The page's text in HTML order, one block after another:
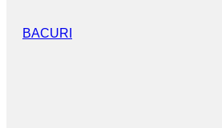
BACURI